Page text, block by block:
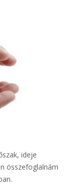
ideje
összefoglalnám